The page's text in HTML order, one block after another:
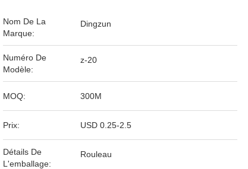
Nom De La
Marque:
Dingzun
Numéro De
Modèle:
z-20
MOQ: 300M
Prix: USD 0.25-2.5
Détails De
L'emballage:
Rouleau